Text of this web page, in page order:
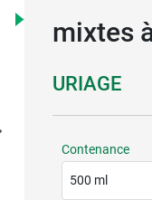
mixtes
URIAGE
Contenance
500 ml